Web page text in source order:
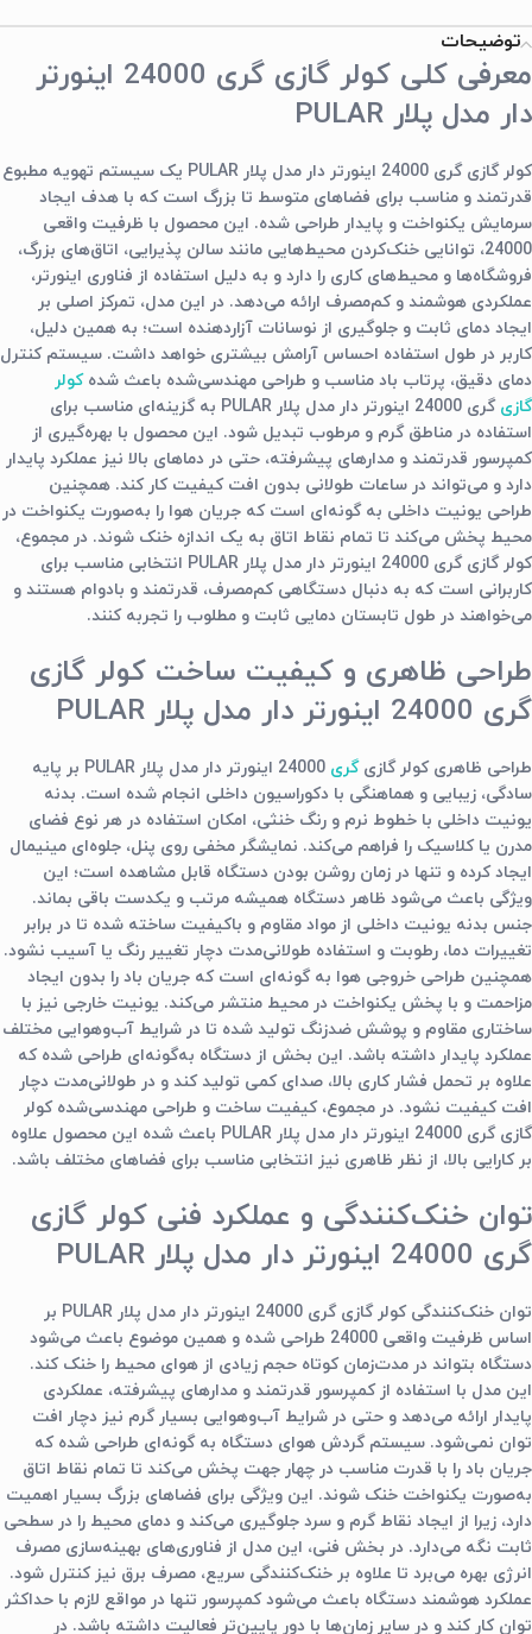
توضیحات
معرفی کلی کولر گازی گری 24000 اینورتر
دار مدل پلار PULAR
کولر گازی گری 24000 اینورتر دار مدل پلار PULAR
یک سیستم تهویه مطبوع
قدرتمند و مناسب برای فضاهای متوسط تا بزرگ است که با هدف ایجاد
سرمایش یکنواخت و پایدار طراحی شده. این محصول با ظرفیت واقعی
24000، توانایی خنک‌کردن محیط‌هایی مانند سالن پذیرایی، اتاق‌های بزرگ،
فروشگاه‌ها و محیط‌های کاری را دارد و به دلیل استفاده از فناوری اینورتر،
عملکردی هوشمند و کم‌مصرف ارائه می‌دهد. در این مدل، تمرکز اصلی بر
ایجاد دمای ثابت و جلوگیری از نوسانات آزاردهنده است؛ به همین دلیل،
کاربر در طول استفاده احساس آرامش بیشتری خواهد داشت. سیستم کنترل
دمای دقیق، پرتاب باد مناسب و طراحی مهندسی‌شده باعث شدهکولر
گازی گری 24000 اینورتر دار مدل پلار PULAR
به گزینه‌ای مناسب برای
استفاده در مناطق گرم و مرطوب تبدیل شود. این محصول با بهره‌گیری از
کمپرسور قدرتمند و مدارهای پیشرفته، حتی در دماهای بالا نیز عملکرد پایدار
دارد و می‌تواند در ساعات طولانی بدون افت کیفیت کار کند. همچنین
طراحی یونیت داخلی به گونه‌ای است که جریان هوا را به‌صورت یکنواخت در
محیط پخش می‌کند تا تمام نقاط اتاق به یک اندازه خنک شوند. در مجموع،
کولر گازی گری 24000 اینورتر دار مدل پلار PULAR
انتخابی مناسب برای
کاربرانی است که به دنبال دستگاهی کم‌مصرف، قدرتمند و بادوام هستند و
می‌خواهند در طول تابستان دمایی ثابت و مطلوب را تجربه کنند.
طراحی ظاهری و کیفیت ساخت کولر گازی
گری 24000 اینورتر دار مدل پلار PULAR
طراحی ظاهریکولر گازیگری
بر پایه
سادگی، زیبایی و هماهنگی با دکوراسیون داخلی انجام شده است. بدنه
یونیت داخلی با خطوط نرم و رنگ خنثی، امکان استفاده در هر نوع فضای
مدرن یا کلاسیک را فراهم می‌کند. نمایشگر مخفی روی پنل، جلوه‌ای مینیمال
ایجاد کرده و تنها در زمان روشن بودن دستگاه قابل مشاهده است؛ این
ویژگی باعث می‌شود ظاهر دستگاه همیشه مرتب و یکدست باقی بماند.
جنس بدنه یونیت داخلی از مواد مقاوم و باکیفیت ساخته شده تا در برابر
تغییرات دما، رطوبت و استفاده طولانی‌مدت دچار تغییر رنگ یا آسیب نشود.
همچنین طراحی خروجی هوا به گونه‌ای است که جریان باد را بدون ایجاد
مزاحمت و با پخش یکنواخت در محیط منتشر می‌کند. یونیت خارجی نیز با
ساختاری مقاوم و پوشش ضدزنگ تولید شده تا در شرایط آب‌وهوایی مختلف
عملکرد پایدار داشته باشد. این بخش از دستگاه به‌گونه‌ای طراحی شده که
علاوه بر تحمل فشار کاری بالا، صدای کمی تولید کند و در طولانی‌مدت دچار
افت کیفیت نشود. در مجموع، کیفیت ساخت و طراحی مهندسی‌شدهکولر
گازی گری 24000 اینورتر دار مدل پلار PULAR
باعث شده این محصول علاوه
بر کارایی بالا، از نظر ظاهری نیز انتخابی مناسب برای فضاهای مختلف باشد.
توان خنک‌کنندگی و عملکرد فنی کولر گازی
گری 24000 اینورتر دار مدل پلار PULAR
توان خنک‌کنندگیکولر گازی گری 24000 اینورتر دار مدل پلار PULAR
بر
اساس ظرفیت واقعی 24000 طراحی شده و همین موضوع باعث می‌شود
دستگاه بتواند در مدت‌زمان کوتاه حجم زیادی از هوای محیط را خنک کند.
این مدل با استفاده از کمپرسور قدرتمند و مدارهای پیشرفته، عملکردی
پایدار ارائه می‌دهد و حتی در شرایط آب‌وهوایی بسیار گرم نیز دچار افت
توان نمی‌شود. سیستم گردش هوای دستگاه به گونه‌ای طراحی شده که
جریان باد را با قدرت مناسب در چهار جهت پخش می‌کند تا تمام نقاط اتاق
به‌صورت یکنواخت خنک شوند. این ویژگی برای فضاهای بزرگ بسیار اهمیت
دارد، زیرا از ایجاد نقاط گرم و سرد جلوگیری می‌کند و دمای محیط را در سطحی
ثابت نگه می‌دارد. در بخش فنی، این مدل از فناوری‌های بهینه‌سازی مصرف
انرژی بهره می‌برد تا علاوه بر خنک‌کنندگی سریع، مصرف برق نیز کنترل شود.
عملکرد هوشمند دستگاه باعث می‌شود کمپرسور تنها در مواقع لازم با حداکثر
توان کار کند و در سایر زمان‌ها با دور پایین‌تر فعالیت داشته باشد. در